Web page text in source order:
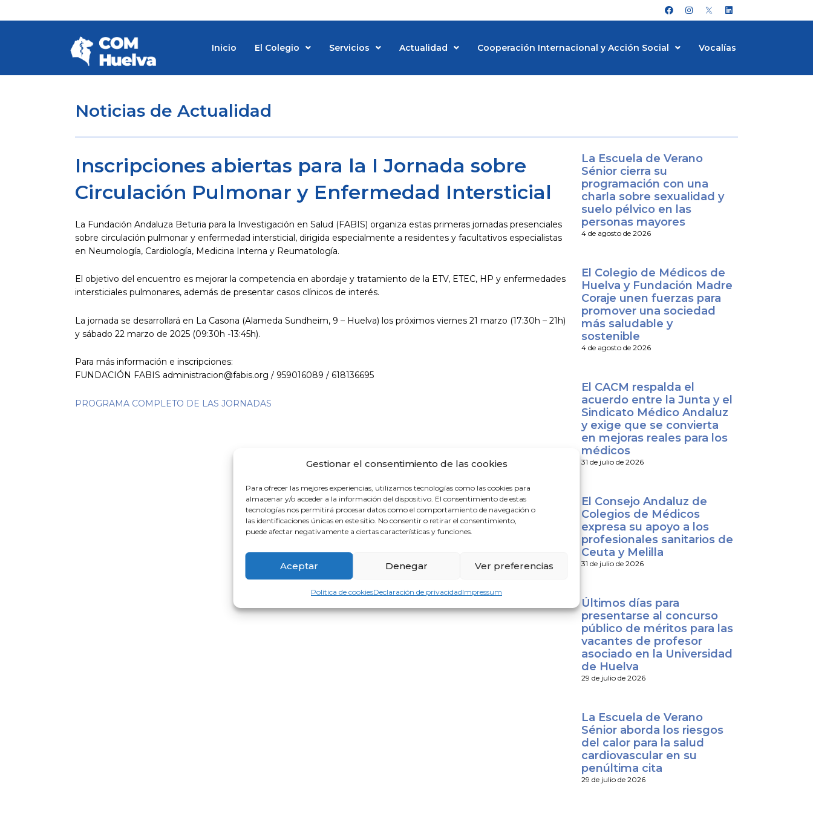
Gestionar el consentimiento de las cookies
Para ofrecer las mejores experiencias, utilizamos tecnologías como las cookies para
almacenar y/o acceder a la información del dispositivo. El consentimiento de estas
tecnologías nos permitirá procesar datos como el comportamiento de navegación o
las identificaciones únicas en este sitio. No consentir o retirar el consentimiento,
puede afectar negativamente a ciertas características y funciones.
Aceptar Denegar Ver preferencias
Política de cookiesDeclaración de privacidadImpressum
al
F
a
c
o
I
n
s
m
L
i
n
d
Inicio El Colegio Servicios Actualidad Cooperación Internacional y Acción Social Vocalías
Noticias de Actualidad
Inscripciones abiertas para la I Jornada sobre
Circulación Pulmonar y Enfermedad Intersticial
La Fundación Andaluza Beturia para la Investigación en Salud (FABIS) organiza estas primeras jornadas presenciales
sobre circulación pulmonar y enfermedad intersticial, dirigida especialmente a residentes y facultativos especialistas
en Neumología, Cardiología, Medicina Interna y Reumatología.
El objetivo del encuentro es mejorar la competencia en abordaje y tratamiento de la ETV, ETEC, HP y enfermedades
intersticiales pulmonares, además de presentar casos clínicos de interés.
La jornada se desarrollará en La Casona (Alameda Sundheim, 9 – Huelva) los próximos viernes 21 marzo (17:30h – 21h)
y sábado 22 marzo de 2025 (09:30h -13:45h).
Para más información e inscripciones:
FUNDACIÓN FABIS administracion@fabis.org / 959016089 / 618136695
PROGRAMA COMPLETO DE LAS JORNADAS
La Escuela de Verano
Sénior cierra su
programación con una
charla sobre sexualidad y
suelo pélvico en las
personas mayores
4 de agosto de 2026
El Colegio de Médicos de
Huelva y Fundación Madre
Coraje unen fuerzas para
promover una sociedad
más saludable y
sostenible
4 de agosto de 2026
El CACM respalda el
acuerdo entre la Junta y el
Sindicato Médico Andaluz
y exige que se convierta
en mejoras reales para los
médicos
31 de julio de 2026
El Consejo Andaluz de
Colegios de Médicos
expresa su apoyo a los
profesionales sanitarios de
Ceuta y Melilla
31 de julio de 2026
Últimos días para
presentarse al concurso
público de méritos para las
vacantes de profesor
asociado en la Universidad
de Huelva
29 de julio de 2026
La Escuela de Verano
Sénior aborda los riesgos
del calor para la salud
cardiovascular en su
penúltima cita
29 de julio de 2026